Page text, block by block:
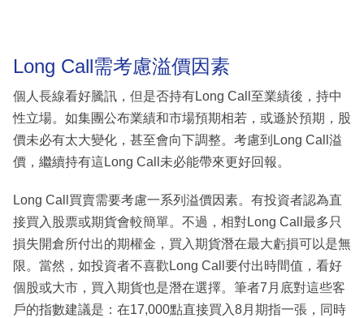
Long Call需考慮溢價因素
個人長線看好騰訊，但是否持有Long Call至業績後，持中
性立場。如集團公布業績和市場預期相若，或遜於預期，股
價未必有太大變化，甚至會向下調整。考慮到Long Call溢
價，繼續持有這Long Call未必能帶來更好回報。
Long Call買賣需要考慮一系列溢價因素。有投資者認為直
接買入股票或期貨會較簡單。不過，相對Long Call最多只
損失開倉所付出的期權金，買入期貨潛在最大虧損可以是無
限。當然，如投資者不喜歡Long Call要付出時間值，看好
個股或大市，買入期貨也是潛在選擇。筆者7月底對這些客
戶的指數建議是：在17,000點直接買入8月期指一張，同時